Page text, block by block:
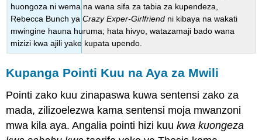
huongoza ni wema na wana sifa za tabia za kupendeza,
Rebecca Bunch yaCrazy Exper-Girlfriend ni kibaya na wakati
mwingine hauna huruma; hata hivyo, watazamaji bado wana
mizizi kwa ajili yake kupata upendo.
Kupanga Pointi Kuu na Aya za Mwili
Pointi zako kuu zinapaswa kuwa sentensi zako za
mada, zilizoelezwa kama sentensi moja mwanzoni
mwa kila aya. Angalia pointi hizi kuukwa kuongeza